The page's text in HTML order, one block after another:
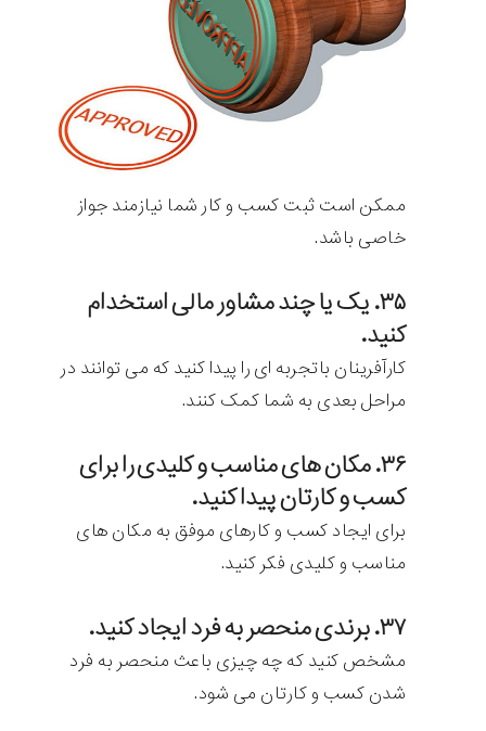
ممکن است ثبت کسب و کار شما نیازمند جواز
خاصی باشد.
۳۵. یک یا چند مشاور مالی استخدام
کنید.
کارآفرینان باتجربه ای را پیدا کنید که می توانند در
مراحل بعدی به شما کمک کنند.
۳۶. مکان های مناسب و کلیدی را برای
کسب و کارتان پیدا کنید.
برای ایجاد کسب و کارهای موفق به مکان های
مناسب و کلیدی فکر کنید.
۳۷. برندی منحصر به فرد ایجاد کنید.
مشخص کنید که چه چیزی باعث منحصر به فرد
شدن کسب و کارتان می شود.